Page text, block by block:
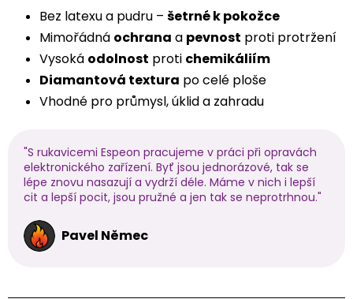
Bez latexu a pudru – šetrné k pokožce
Mimořádná ochrana a pevnost proti protržení
Vysoká odolnost proti chemikáliím
Diamantová textura po celé ploše
Vhodné pro průmysl, úklid a zahradu
"S rukavicemi Espeon pracujeme v práci při opravách
elektronického zařízení. Byť jsou jednorázové, tak se
lépe znovu nasazují a vydrží déle. Máme v nich i lepší
cit a lepší pocit, jsou pružné a jen tak se neprotrhnou."
Pavel Němec